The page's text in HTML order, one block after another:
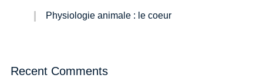
Physiologie animale : le coeur
Recent Comments